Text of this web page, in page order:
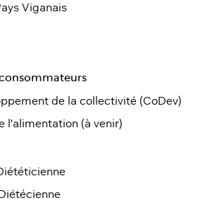
Viganais
de la collectivité (CoDev)
l'alimentation (à venir)